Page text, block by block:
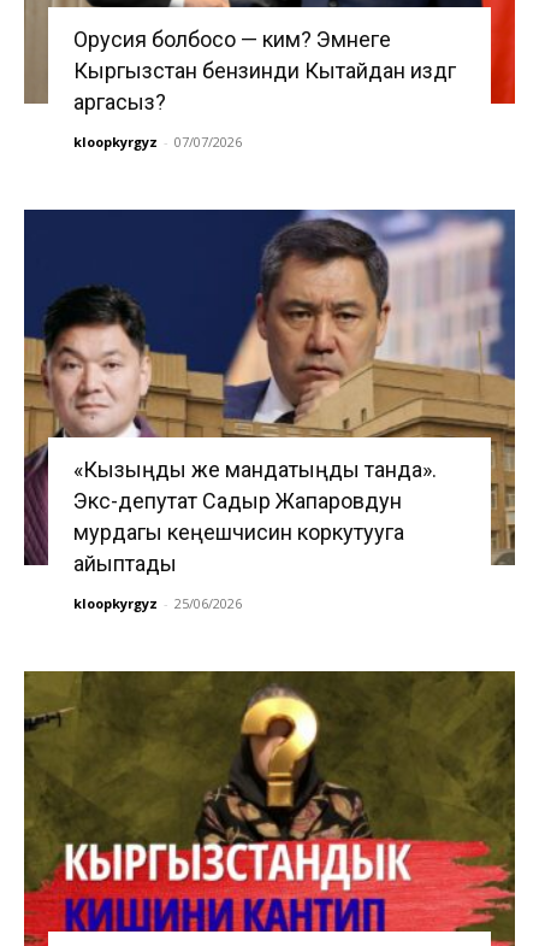
Орусия болбосо — ким? Эмнеге
Кыргызстан бензинди Кытайдан издөөгө
аргасыз?
kloopkyrgyz - 07/07/2026
«Кызыңды же мандатыңды танда».
Экс-депутат Садыр Жапаровдун
мурдагы кеңешчисин коркутууга
айыптады
kloopkyrgyz - 25/06/2026